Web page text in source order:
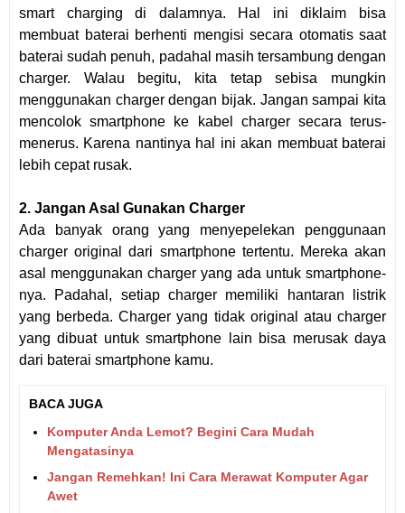
smart charging di dalamnya. Hal ini diklaim bisa
membuat baterai berhenti mengisi secara otomatis saat
baterai sudah penuh, padahal masih tersambung dengan
charger. Walau begitu, kita tetap sebisa mungkin
menggunakan charger dengan bijak. Jangan sampai kita
mencolok smartphone ke kabel charger secara terus-
menerus. Karena nantinya hal ini akan membuat baterai
lebih cepat rusak.
2. Jangan Asal Gunakan Charger
Ada banyak orang yang menyepelekan penggunaan
charger original dari smartphone tertentu. Mereka akan
asal menggunakan charger yang ada untuk smartphone-
nya. Padahal, setiap charger memiliki hantaran listrik
yang berbeda. Charger yang tidak original atau charger
yang dibuat untuk smartphone lain bisa merusak daya
dari baterai smartphone kamu.
BACA JUGA
Komputer Anda Lemot? Begini Cara Mudah
Mengatasinya
Jangan Remehkan! Ini Cara Merawat Komputer Agar
Awet